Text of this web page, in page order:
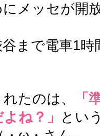
にメッセが開
谷まで電車1
たのは、
「
ね？」
とい